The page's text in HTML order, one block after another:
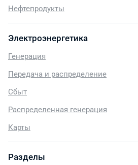
Нефтепродукты
Электроэнергетика
Генерация
Передача и распределение
Сбыт
Распределенная генерация
Карты
Разделы